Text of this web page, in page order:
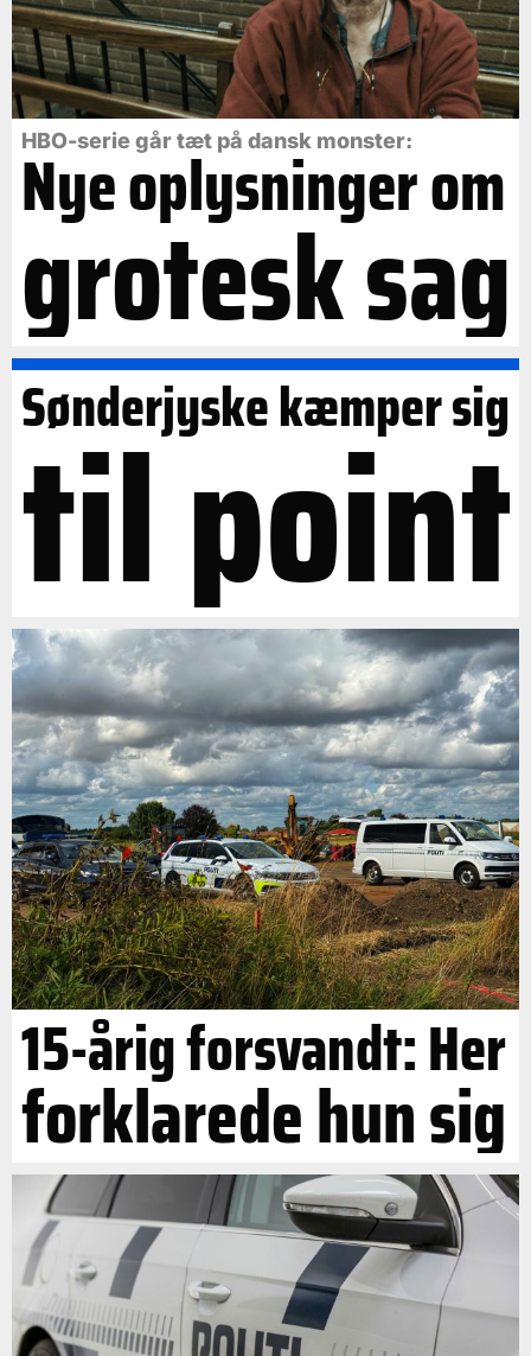
HBO-serie går tæt på dansk monster:
Nye oplysninger om
grotesk sag
Sønderjyske kæmper sig
til point
15-årig forsvandt: Her
forklarede hun sig